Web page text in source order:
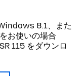
8.1、また
お使いの場合
115 をダウンロ